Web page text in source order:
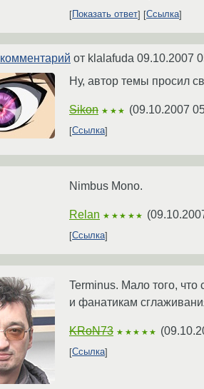
Показать ответ Ссылка
комментарий от klalafuda 09.10.2007
Ну, автор темы просил
Sikon ★★★ (09.10.2007
Ссылка
Nimbus Mono.
Relan ★★★★★ (
Ссылка
Terminus. Мало того,
и фанатикам
KRoN73 ★★★★★ (
Ссылка